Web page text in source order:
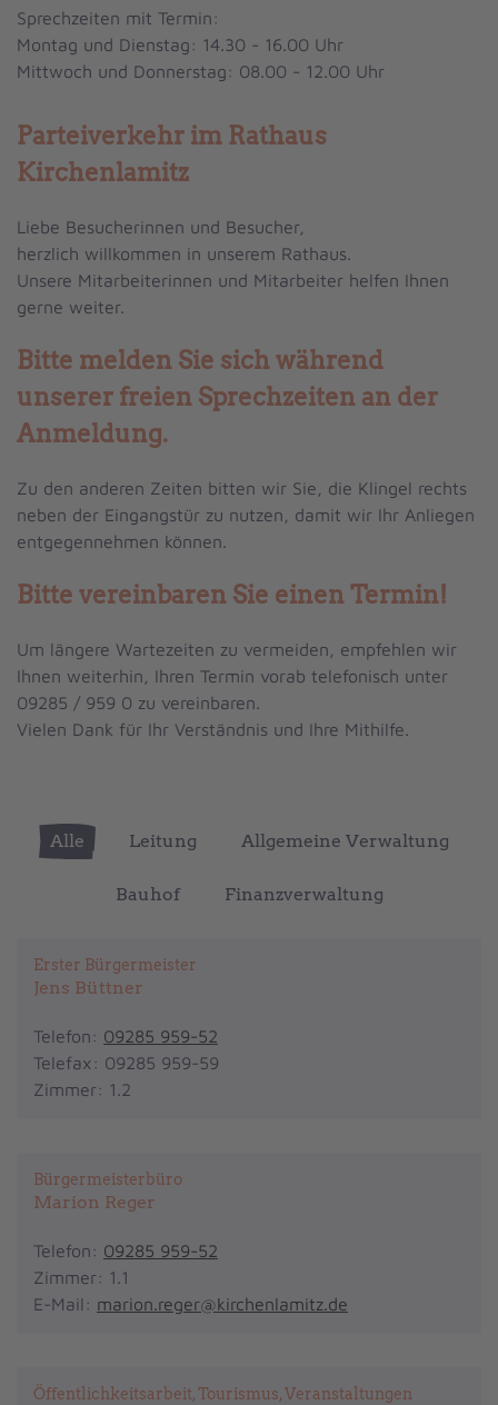
Sprechzeiten mit Termin:
Montag und Dienstag: 14.30 - 16.00 Uhr
Mittwoch und Donnerstag: 08.00 - 12.00 Uhr
Parteiverkehr im Rathaus
Kirchenlamitz
Liebe Besucherinnen und Besucher,
herzlich willkommen in unserem Rathaus.
Unsere Mitarbeiterinnen und Mitarbeiter helfen Ihnen
gerne weiter.
Bitte melden Sie sich während
unserer freien Sprechzeiten an der
Anmeldung.
Zu den anderen Zeiten bitten wir Sie, die Klingel rechts
neben der Eingangstür zu nutzen, damit wir Ihr Anliegen
entgegennehmen können.
Bitte vereinbaren Sie einen Termin!
Um längere Wartezeiten zu vermeiden, empfehlen wir
Ihnen weiterhin, Ihren Termin vorab telefonisch unter
09285 / 959 0 zu vereinbaren.
Vielen Dank für Ihr Verständnis und Ihre Mithilfe.
Alle Leitung Allgemeine Verwaltung
Bauhof Finanzverwaltung
Erster Bürgermeister
Jens Büttner
Telefon: 09285 959-52
Telefax: 09285 959-59
Zimmer: 1.2
Bürgermeisterbüro
Marion Reger
Telefon: 09285 959-52
Zimmer: 1.1
E-Mail: marion.reger@kirchenlamitz.de
Öffentlichkeitsarbeit, Tourismus, Veranstaltungen